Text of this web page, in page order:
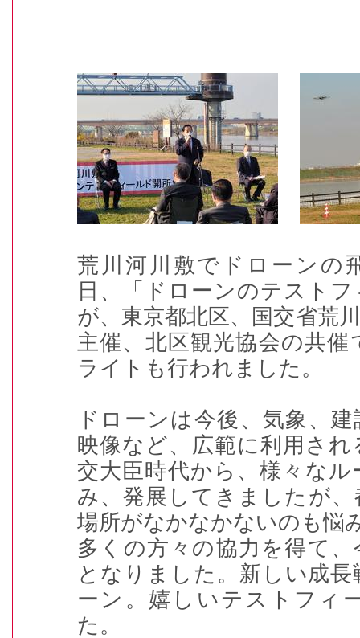
荒川河川敷でドローン
日、「ドローンのテスト
が、東京都北区、国交省荒
主催、北区観光協会の共
ライトも行われました。
ドローンは今後、気象、
映像など、広範に利用さ
交大臣時代から、様々な
み、発展してきましたが
場所がなかなかないのも悩
多くの方々の協力を得て
となりました。新しい成
ーン。嬉しいテストフィ
た。